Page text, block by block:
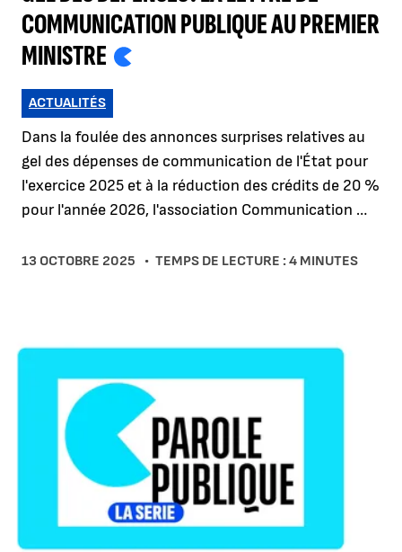
COMMUNICATION PUBLIQUE AU PREMIER
MINISTRE
Dans la foulée des annonces surprises relatives au
gel des dépenses de communication de l'État pour
l'exercice 2025 et à la réduction des crédits de 20 %
pour l'année 2026, l'association Communication …
ACTUALITÉS
13 OCTOBRE 2025 TEMPS DE LECTURE : 4 MINUTES